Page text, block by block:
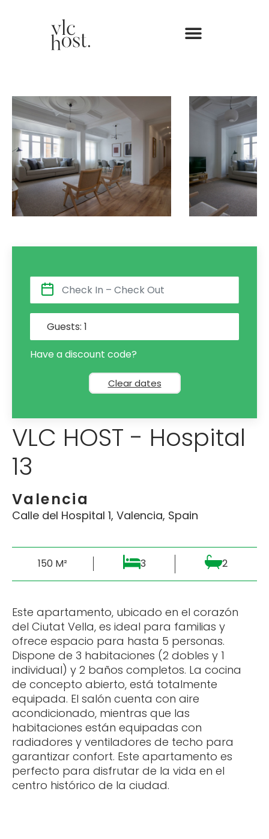
VLC HOST - Hospital
13
Valencia
Calle del Hospital 1, Valencia, Spain
150 M² 3 2
Este apartamento, ubicado en el corazón
del Ciutat Vella, es ideal para familias y
ofrece espacio para hasta 5 personas.
Dispone de 3 habitaciones (2 dobles y 1
individual) y 2 baños completos. La cocina
de concepto abierto, está totalmente
equipada. El salón cuenta con aire
acondicionado, mientras que las
habitaciones están equipadas con
radiadores y ventiladores de techo para
garantizar confort. Este apartamento es
perfecto para disfrutar de la vida en el
centro histórico de la ciudad.
Guests: 1
Have a discount code?
Clear dates